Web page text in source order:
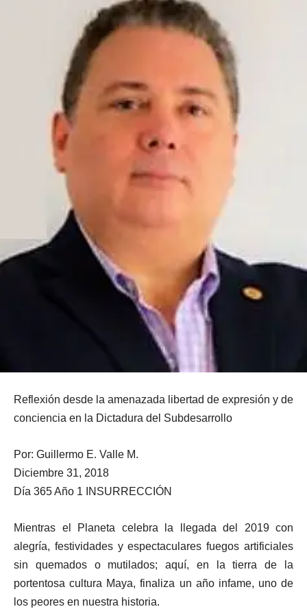
Reflexión desde la amenazada libertad de expresión y de
conciencia en la Dictadura del Subdesarrollo
Por: Guillermo E. Valle M.
Diciembre 31, 2018
Día 365 Año 1 INSURRECCIÓN
Mientras el Planeta celebra la llegada del 2019 con
alegría, festividades y espectaculares fuegos artificiales
sin quemados o mutilados; aquí, en la tierra de la
portentosa cultura Maya, finaliza un año infame, uno de
los peores en nuestra historia.